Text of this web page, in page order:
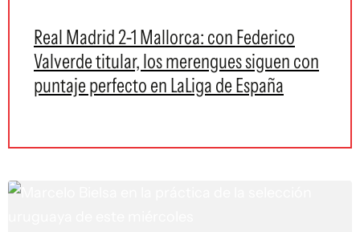
Real Madrid 2-1 Mallorca: con Federico
Valverde titular, los merengues siguen con
puntaje perfecto en LaLiga de España